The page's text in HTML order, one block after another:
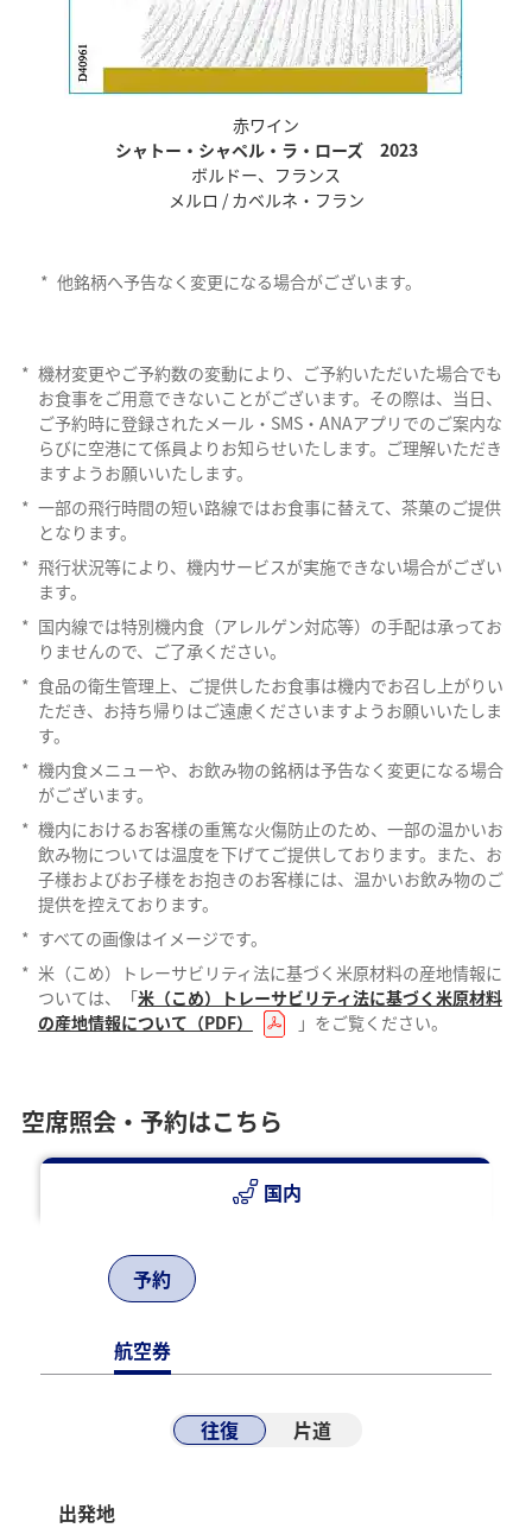
赤ワイン
シャトー・シャペル・ラ・ローズ 2023
ボルドー、フランス
メルロ / カベルネ・フラン
* 他銘柄へ予告なく変更になる場合がございます。
* 機材変更やご予約数の変動により、ご予約いただいた場合でも
お食事をご用意できないことがございます。その際は、当日、
ご予約時に登録されたメール・SMS・ANAアプリでのご案内な
らびに空港にて係員よりお知らせいたします。ご理解いただき
ますようお願いいたします。
* 一部の飛行時間の短い路線ではお食事に替えて、茶菓のご提供
となります。
* 飛行状況等により、機内サービスが実施できない場合がござい
ます。
* 国内線では特別機内食（アレルゲン対応等）の手配は承ってお
りませんので、ご了承ください。
* 食品の衛生管理上、ご提供したお食事は機内でお召し上がりい
ただき、お持ち帰りはご遠慮くださいますようお願いいたしま
す。
* 機内食メニューや、お飲み物の銘柄は予告なく変更になる場合
がございます。
* 機内におけるお客様の重篤な火傷防止のため、一部の温かいお
飲み物については温度を下げてご提供しております。また、お
子様およびお子様をお抱きのお客様には、温かいお飲み物のご
提供を控えております。
* すべての画像はイメージです。
* 米（こめ）トレーサビリティ法に基づく米原材料の産地情報に
ついては、「米（こめ）トレーサビリティ法に基づく米原材料
の産地情報について（PDF）
」をご覧ください。
空席照会・予約はこちら
国内
予約
航空券
往復 片道
出発地